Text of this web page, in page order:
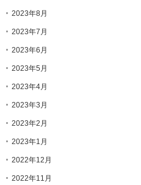
2023年8月
2023年7月
2023年6月
2023年5月
2023年4月
2023年3月
2023年2月
2023年1月
2022年12月
2022年11月